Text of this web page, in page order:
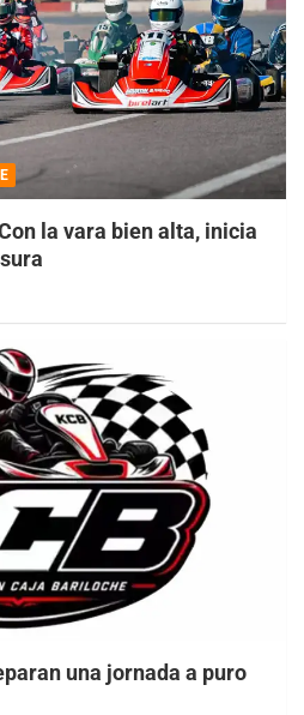
Con la vara bien alta, inicia
una jornada a puro